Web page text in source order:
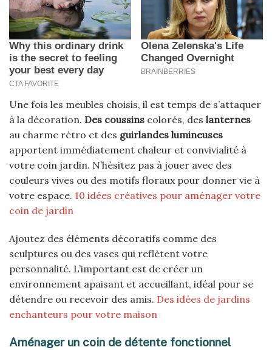
Une fois les meubles choisis, il est temps de s’attaquer
à la décoration. Des coussins colorés, des lanternes
au charme rétro et des guirlandes lumineuses
apportent immédiatement chaleur et convivialité à
votre coin jardin. N’hésitez pas à jouer avec des
couleurs vives ou des motifs floraux pour donner vie à
votre espace. 10 idées créatives pour aménager votre
coin de jardin
Ajoutez des éléments décoratifs comme des
sculptures ou des vases qui reflètent votre
personnalité. L’important est de créer un
environnement apaisant et accueillant, idéal pour se
détendre ou recevoir des amis. Des idées de jardins
enchanteurs pour votre maison
Aménager un coin de détente fonctionnel